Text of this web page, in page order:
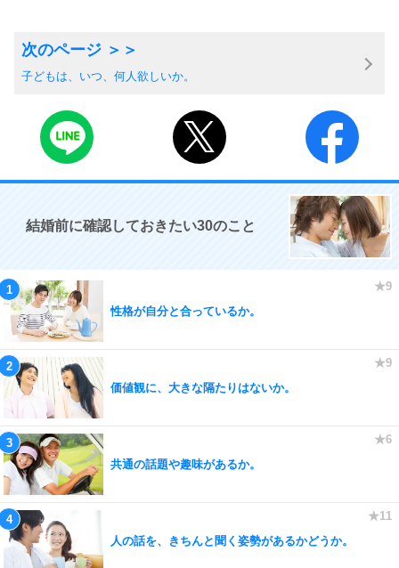
子どもは、いつ、何人欲しいか。
結婚前に確認しておきたい30のこと
性格が自分と合っているか。
価値観に、大きな隔たりはないか。
共通の話題や趣味があるか。
人の話を、きちんと聞く姿勢があるかどうか。